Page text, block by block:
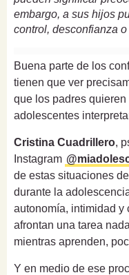
embargo, a sus hijos
control, desconfianza
Buena parte de los
tienen que ver
que los padres
adolescentes
Cristina Cuadrillero,
Instagram
de estas situaciones
durante la
autonomía, intimidad y
afrontan una tarea
mientras aprenden,
Y en medio de ese